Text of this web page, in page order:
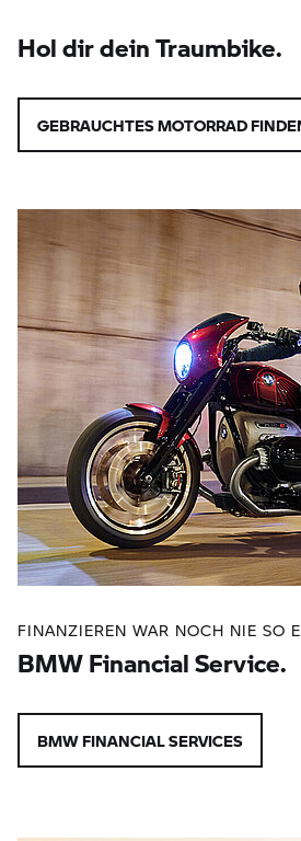
Hol dir dein Traumbike.
GEBRAUCHTES MOTORRAD
FINANZIEREN WAR NOCH NIE SO
BMW Financial Service.
BMW FINANCIAL SERVICES